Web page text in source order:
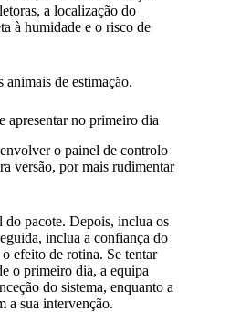
a localização do
à humidade e o risco de
de estimação.
apresentar no primeiro dia
o painel de controlo
versão, por mais rudimentar
pacote. Depois, inclua os
inclua a confiança do
efeito de rotina. Se tentar
o primeiro dia, a equipa
do sistema, enquanto a
a sua intervenção.